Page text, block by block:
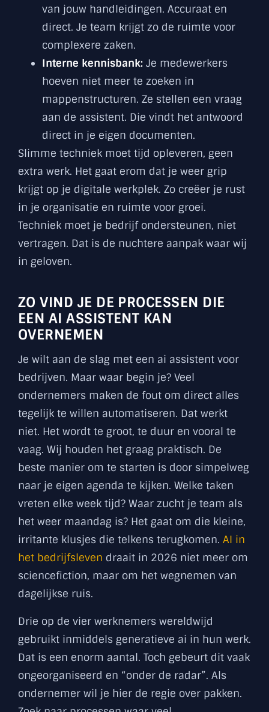
van jouw handleidingen. Accuraat en
direct. Je team krijgt zo de ruimte voor
complexere zaken.
Interne kennisbank: Je medewerkers
hoeven niet meer te zoeken in
mappenstructuren. Ze stellen een vraag
aan de assistent. Die vindt het antwoord
direct in je eigen documenten.
Slimme techniek moet tijd opleveren, geen
extra werk. Het gaat erom dat je weer grip
krijgt op je digitale werkplek. Zo creëer je rust
in je organisatie en ruimte voor groei.
Techniek moet je bedrijf ondersteunen, niet
vertragen. Dat is de nuchtere aanpak waar wij
in geloven.
ZO VIND JE DE PROCESSEN DIE
EEN AI ASSISTENT KAN
OVERNEMEN
Je wilt aan de slag met een ai assistent voor
bedrijven. Maar waar begin je? Veel
ondernemers maken de fout om direct alles
tegelijk te willen automatiseren. Dat werkt
niet. Het wordt te groot, te duur en vooral te
vaag. Wij houden het graag praktisch. De
beste manier om te starten is door simpelweg
naar je eigen agenda te kijken. Welke taken
vreten elke week tijd? Waar zucht je team als
het weer maandag is? Het gaat om die kleine,
irritante klusjes die telkens terugkomen. AI in
het bedrijfsleven draait in 2026 niet meer om
sciencefiction, maar om het wegnemen van
dagelijkse ruis.
Drie op de vier werknemers wereldwijd
gebruikt inmiddels generatieve ai in hun werk.
Dat is een enorm aantal. Toch gebeurt dit vaak
ongeorganiseerd en “onder de radar”. Als
ondernemer wil je hier de regie over pakken.